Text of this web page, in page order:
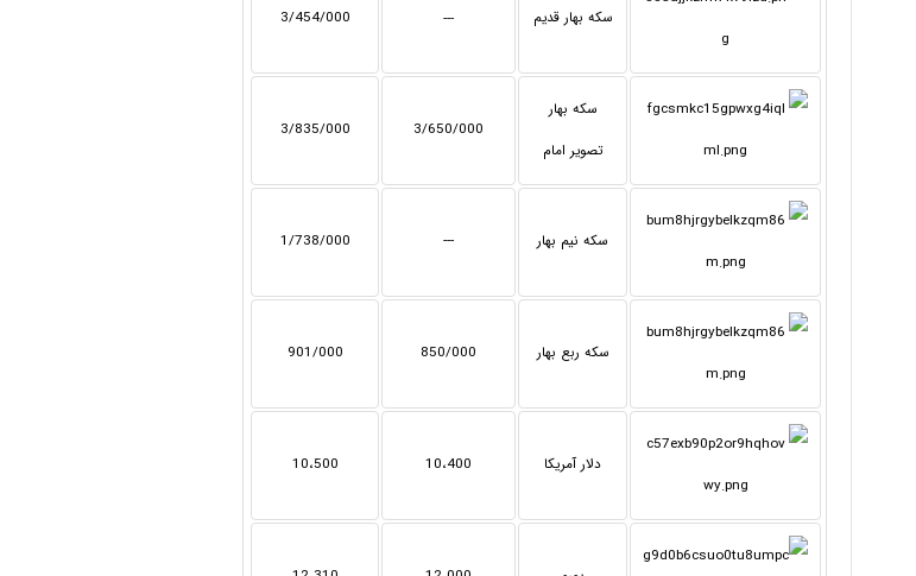
سکه بهار قدیم ---
3/454/000
سکه بهار
تصویر امام
3/650/000
3/835/000
سکه نیم بهار ---
1/738/000
سکه ربع بهار 850/000
901/000
دلار آمریکا 10،400 10،500